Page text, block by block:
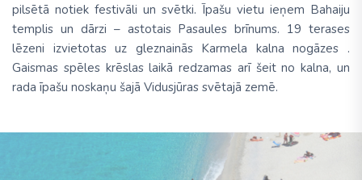
pilsētā notiek festivāli un svētki. Īpašu vietu ieņem Bahaiju
templis un dārzi – astotais Pasaules brīnums. 19 terases
lēzeni izvietotas uz gleznainās Karmela kalna nogāzes .
Gaismas spēles krēslas laikā redzamas arī šeit no kalna, un
rada īpašu noskaņu šajā Vidusjūras svētajā zemē.